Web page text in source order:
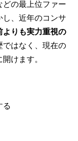
の最上位ファー
し、近年のコンサ
よりも実力重視の
ではなく、現在の
けます。
る